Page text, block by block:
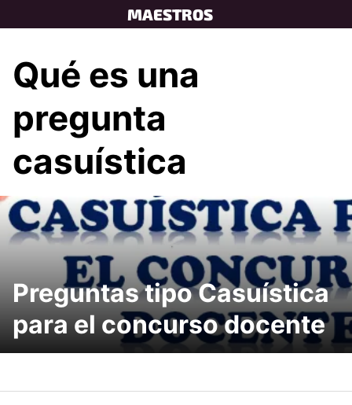
to
MAESTROS
Qué es una
pregunta
casuística
Preguntas tipo Casuística
para el concurso docente